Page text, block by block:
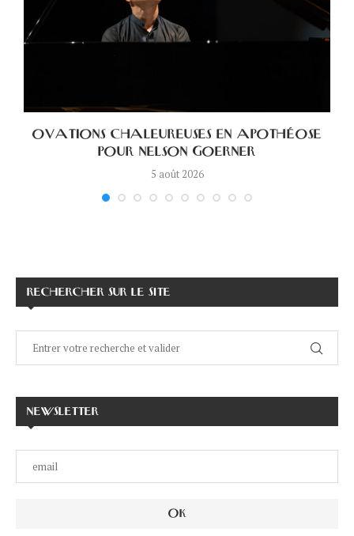
OVATIONS CHALEUREUSES EN APOTHÉOSE
POUR NELSON GOERNER
5 août 2026
RECHERCHER SUR LE SITE
NEWSLETTER